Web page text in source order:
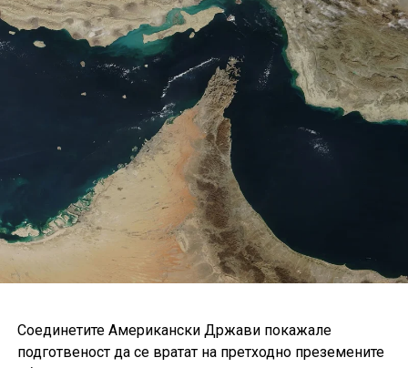
Соединетите Американски Држави покажале
подготвеност да се вратат на претходно преземените